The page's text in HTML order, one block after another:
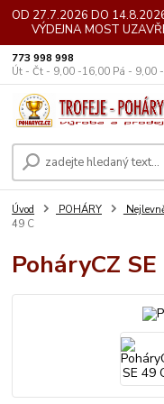
OD 27.7.2026 DO
VÝDEJNA MOST
773 998 998
Út - Čt - 9,00 -16,00 Pá - 9,00
Úvod POHÁRY
49 C
PoháryCZ SE